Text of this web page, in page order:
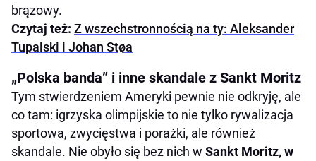
brązowy.
Czytaj też: Z wszechstronnością na ty: Aleksander
Tupalski i Johan Støa
„Polska banda” i inne skandale z Sankt Moritz
Tym stwierdzeniem Ameryki pewnie nie odkryję, ale
co tam: igrzyska olimpijskie to nie tylko rywalizacja
sportowa, zwycięstwa i porażki, ale również
skandale. Nie obyło się bez nich w Sankt Moritz, w